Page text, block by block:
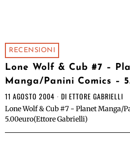
RECENSIONI
Lone Wolf & Cub #7 –
Manga/Panini Comics –
11 AGOSTO 2004 DI ETTORE GABRIELLI
Lone Wolf & Cub #7 - Planet Manga/
5.00euro(Ettore Gabrielli)